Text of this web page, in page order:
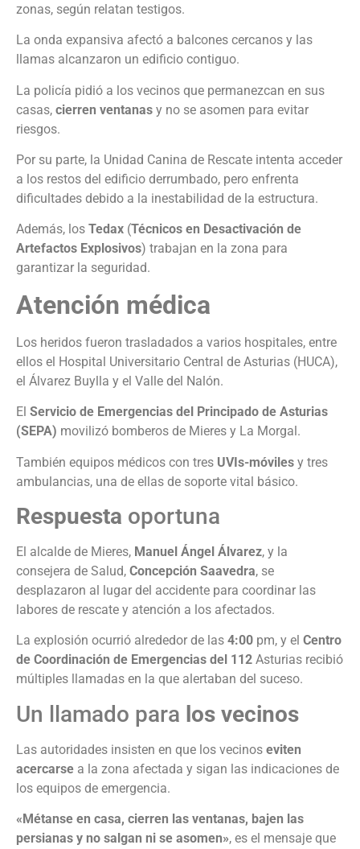
zonas, según relatan testigos.
La onda expansiva afectó a balcones cercanos y las
llamas alcanzaron un edificio contiguo.
La policía pidió a los vecinos que permanezcan en sus
casas, cierren ventanas y no se asomen para evitar
riesgos.
Por su parte, la Unidad Canina de Rescate intenta acceder
a los restos del edificio derrumbado, pero enfrenta
dificultades debido a la inestabilidad de la estructura.
Además, los Tedax (Técnicos en Desactivación de
Artefactos Explosivos) trabajan en la zona para
garantizar la seguridad.
Atención médica
Los heridos fueron trasladados a varios hospitales, entre
ellos el Hospital Universitario Central de Asturias (HUCA),
el Álvarez Buylla y el Valle del Nalón.
El Servicio de Emergencias del Principado de Asturias
(SEPA) movilizó bomberos de Mieres y La Morgal.
También equipos médicos con tres UVIs-móviles y tres
ambulancias, una de ellas de soporte vital básico.
Respuesta oportuna
El alcalde de Mieres, Manuel Ángel Álvarez, y la
consejera de Salud, Concepción Saavedra, se
desplazaron al lugar del accidente para coordinar las
labores de rescate y atención a los afectados.
La explosión ocurrió alrededor de las 4:00 pm, y el Centro
de Coordinación de Emergencias del 112 Asturias recibió
múltiples llamadas en la que alertaban del suceso.
Un llamado para los vecinos
Las autoridades insisten en que los vecinos eviten
acercarse a la zona afectada y sigan las indicaciones de
los equipos de emergencia.
«Métanse en casa, cierren las ventanas, bajen las
persianas y no salgan ni se asomen», es el mensaje que